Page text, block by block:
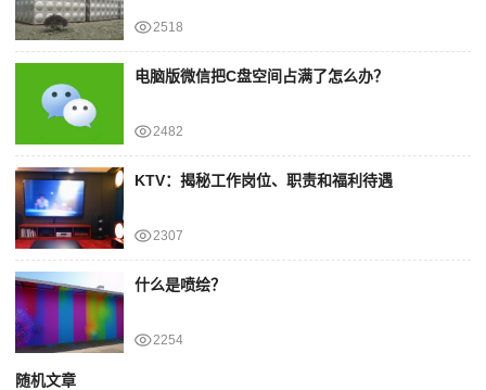
2518
电脑版微信把C盘空间占满了怎么办？
2482
KTV：揭秘工作岗位、职责和福利待遇
2307
什么是喷绘？
2254
随机文章